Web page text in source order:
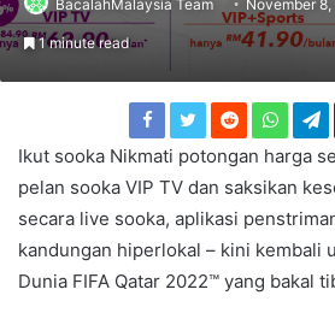
BacalahMalaysia Team November
1 minute read
Ikut sooka Nikmati potongan harga
pelan sooka VIP TV dan saksikan
secara live sooka, aplikasi
kandungan hiperlokal – kini kembali
Dunia FIFA Qatar 2022™ yang bakal